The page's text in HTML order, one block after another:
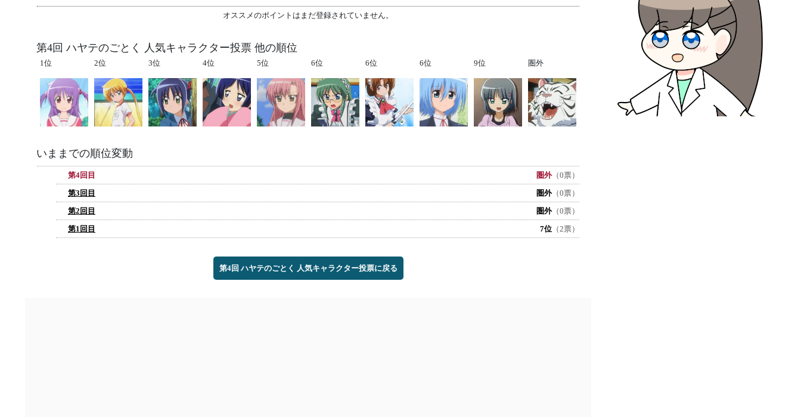
オススメのポイントはまだ登録されていません。
第4回 ハヤテのごとく 人気キャラクター投票 他の順位
1位 2位 3位 4位 5位 6位 6位 6位 9位 圏外
いままでの順位変動
第4回目 圏外（0票）
第3回目
圏外（0票）
第2回目
圏外（0票）
第1回目
7位 （2票）
第4回 ハヤテのごとく 人気キャラクター投票に戻る